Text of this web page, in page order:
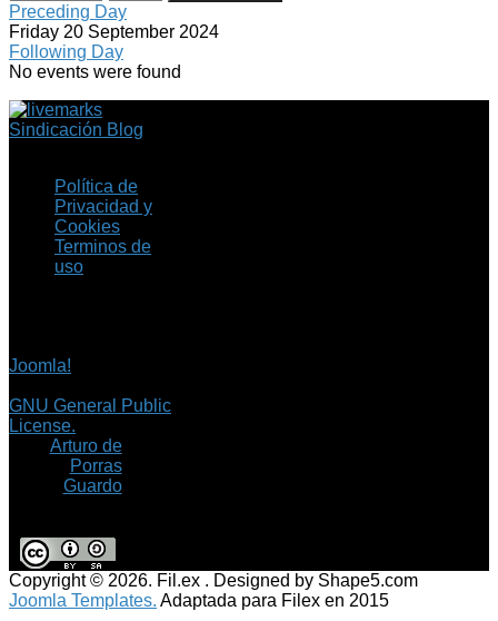
Preceding Day
Friday 20 September 2024
Following Day
No events were found
Sindicación Blog
Política de
Privacidad y
Cookies
Terminos de
uso
Joomla!
GNU General Public
License.
Arturo de
Porras
Guardo
Copyright © 2026. Fil.ex . Designed by Shape5.com
Joomla Templates. Adaptada para Filex en 2015